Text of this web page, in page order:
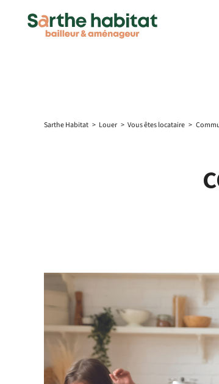
Sarthe Habitat > Louer > Vous êtes locataire >